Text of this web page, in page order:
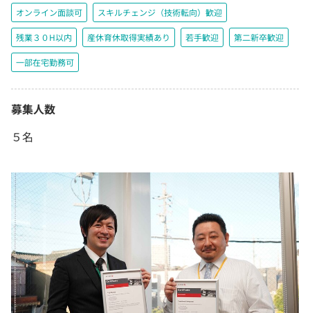
オンライン面談可 スキルチェンジ（技術転向）歓迎
残業３０H以内 産休育休取得実績あり 若手歓迎 第二新卒歓迎
一部在宅勤務可
募集人数
５名